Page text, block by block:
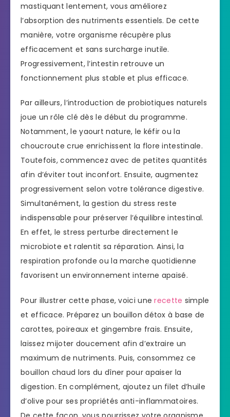
mastiquant lentement, vous améliorez
l’absorption des nutriments essentiels. De cette
manière, votre organisme récupère plus
efficacement et sans surcharge inutile.
Progressivement, l’intestin retrouve un
fonctionnement plus stable et plus efficace.
Par ailleurs, l’introduction de probiotiques naturels
joue un rôle clé dès le début du programme.
Notamment, le yaourt nature, le kéfir ou la
choucroute crue enrichissent la flore intestinale.
Toutefois, commencez avec de petites quantités
afin d’éviter tout inconfort. Ensuite, augmentez
progressivement selon votre tolérance digestive.
Simultanément, la gestion du stress reste
indispensable pour préserver l’équilibre intestinal.
En effet, le stress perturbe directement le
microbiote et ralentit sa réparation. Ainsi, la
respiration profonde ou la marche quotidienne
favorisent un environnement interne apaisé.
Pour illustrer cette phase, voici unerecette simple
et efficace. Préparez un bouillon détox à base de
carottes, poireaux et gingembre frais. Ensuite,
laissez mijoter doucement afin d’extraire un
maximum de nutriments. Puis, consommez ce
bouillon chaud lors du dîner pour apaiser la
digestion. En complément, ajoutez un filet d’huile
d’olive pour ses propriétés anti-inflammatoires.